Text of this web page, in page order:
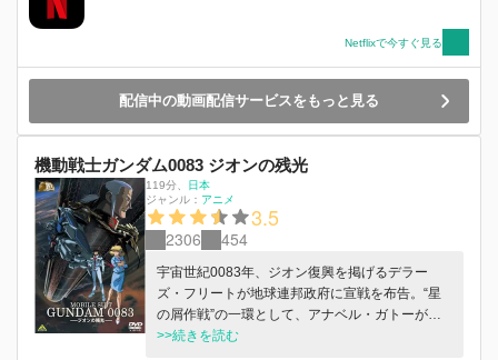
Netflixで今すぐ見る
配信中の動画配信サービスをもっと見る
機動戦士ガンダム0083 ジオンの残光
119分
日本
ジャンル： アニメ
3.5
2306 454
宇宙世紀0083年、ジオン復興を掲げるデラー
ズ・フリートが地球連邦政府に宣戦を布告。“星
の屑作戦”の一環として、アナベル・ガトーが新
型ガンダムを強奪する。この事件に巻き込まれた
>>続きを読む